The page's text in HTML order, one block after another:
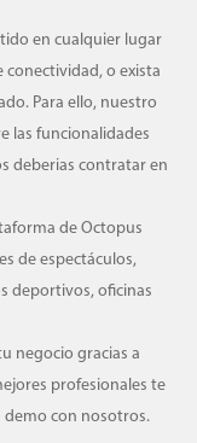
en cualquier lugar
o exista
Para ello, nuestro
las funcionalidades
deberias contratar en
de Octopus
de espectáculos,
deportivos, oficinas
negocio gracias a
profesionales te
demo con nosotros.